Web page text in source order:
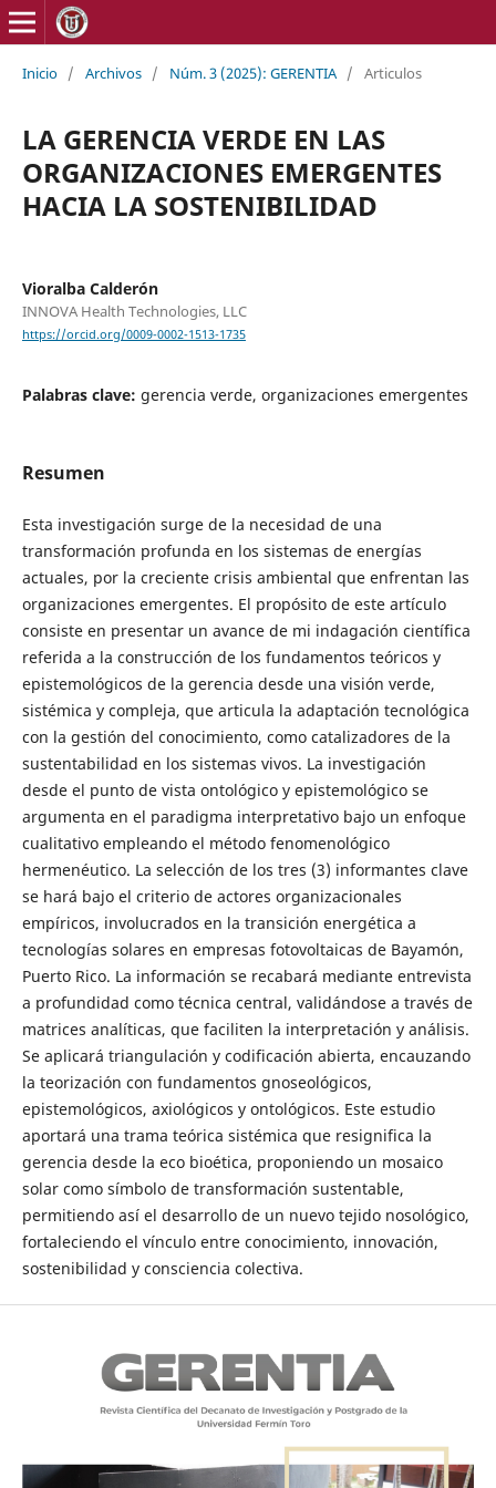
Inicio / Archivos / Núm. 3 (2025): GERENTIA / Articulos
LA GERENCIA VERDE EN LAS
ORGANIZACIONES EMERGENTES
HACIA LA SOSTENIBILIDAD
Vioralba Calderón
INNOVA Health Technologies, LLC
https://orcid.org/0009-0002-1513-1735
Palabras clave: gerencia verde, organizaciones emergentes
Resumen
Esta investigación surge de la necesidad de una
transformación profunda en los sistemas de energías
actuales, por la creciente crisis ambiental que enfrentan las
organizaciones emergentes. El propósito de este artículo
consiste en presentar un avance de mi indagación científica
referida a la construcción de los fundamentos teóricos y
epistemológicos de la gerencia desde una visión verde,
sistémica y compleja, que articula la adaptación tecnológica
con la gestión del conocimiento, como catalizadores de la
sustentabilidad en los sistemas vivos. La investigación
desde el punto de vista ontológico y epistemológico se
argumenta en el paradigma interpretativo bajo un enfoque
cualitativo empleando el método fenomenológico
hermenéutico. La selección de los tres (3) informantes clave
se hará bajo el criterio de actores organizacionales
empíricos, involucrados en la transición energética a
tecnologías solares en empresas fotovoltaicas de Bayamón,
Puerto Rico. La información se recabará mediante entrevista
a profundidad como técnica central, validándose a través de
matrices analíticas, que faciliten la interpretación y análisis.
Se aplicará triangulación y codificación abierta, encauzando
la teorización con fundamentos gnoseológicos,
epistemológicos, axiológicos y ontológicos. Este estudio
aportará una trama teórica sistémica que resignifica la
gerencia desde la eco bioética, proponiendo un mosaico
solar como símbolo de transformación sustentable,
permitiendo así el desarrollo de un nuevo tejido nosológico,
fortaleciendo el vínculo entre conocimiento, innovación,
sostenibilidad y consciencia colectiva.